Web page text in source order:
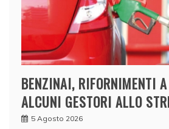
BENZINAI, RIFORNIMENTI
ALCUNI GESTORI ALLO
5 Agosto 2026